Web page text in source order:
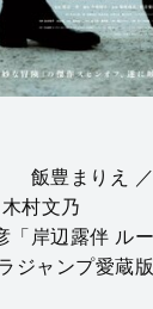
飯豊まりえ
村文乃
「岸辺露伴 ル
ジャンプ愛蔵